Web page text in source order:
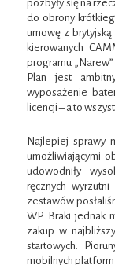
pozbyły się na
do obrony
umowę z
kierowanych
programu
Plan jest
wyposażenie
licencji – a to
Najlepiej sprawy
umożliwiającymi
udowodniły
ręcznych
zestawów
WP. Braki jednak
zakup w
startowych.
mobilnych